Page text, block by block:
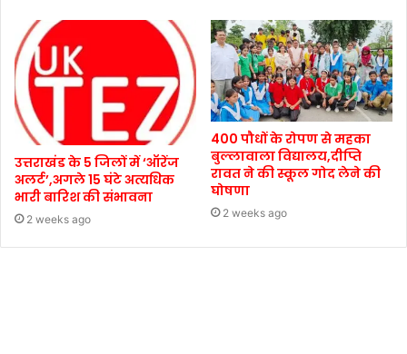
उत्तराखंड के 5 जिलों में ‘ऑरेंज
अलर्ट’,अगले 15 घंटे अत्यधिक
भारी बारिश की संभावना
2 weeks ago
400 पौधों के रोपण से महका
बुल्लावाला विद्यालय,दीप्ति
रावत ने की स्कूल गोद लेने की
घोषणा
2 weeks ago